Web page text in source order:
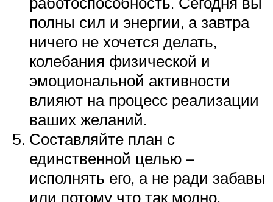
полны сил и энергии, а завтра
ничего не хочется делать,
колебания физической и
эмоциональной активности
влияют на процесс реализации
ваших желаний.
Составляйте план с
единственной целью –
исполнять его, а не ради забавы
или потому что так модно.